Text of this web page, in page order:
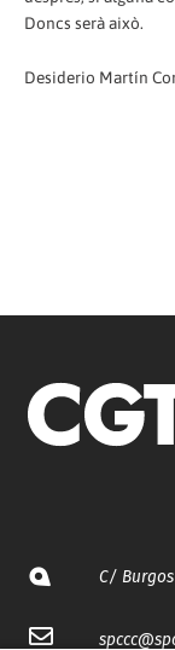
Doncs serà això.
Desiderio Martín
C/
spccc@